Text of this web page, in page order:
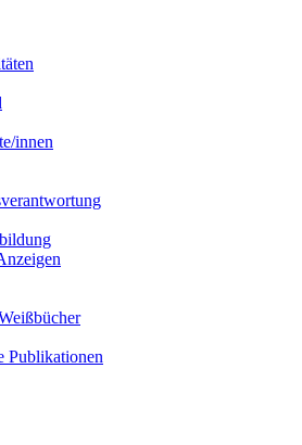
innen
Publikationen